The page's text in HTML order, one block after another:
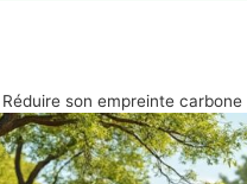
Réduire son empreinte